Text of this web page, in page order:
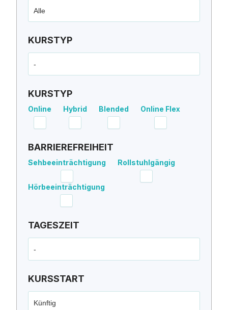
Alle
KURSTYP
-
KURSTYP
Online Hybrid Blended Online Flex
BARRIEREFREIHEIT
Sehbeeinträchtigung Rollstuhlgängig
Hörbeeinträchtigung
TAGESZEIT
-
KURSSTART
Künftig